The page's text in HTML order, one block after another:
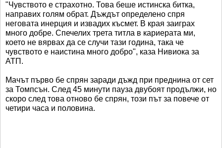
"Чувството е страхотно. Това беше истинска битка,
направих голям обрат. Дъждът определено спря
неговата инерция и извадих късмет. В края заиграх
много добре. Спечелих трета титла в кариерата ми,
което не вярвах да се случи тази година, така че
чувството е наистина много добро", каза Нивиока за
АТП.
Мачът първо бе спрян заради дъжд при преднина от сет
за Томпсън. След 45 минути пауза двубоят продължи, но
скоро след това отново бе спрян, този път за повече от
четири часа и половина.